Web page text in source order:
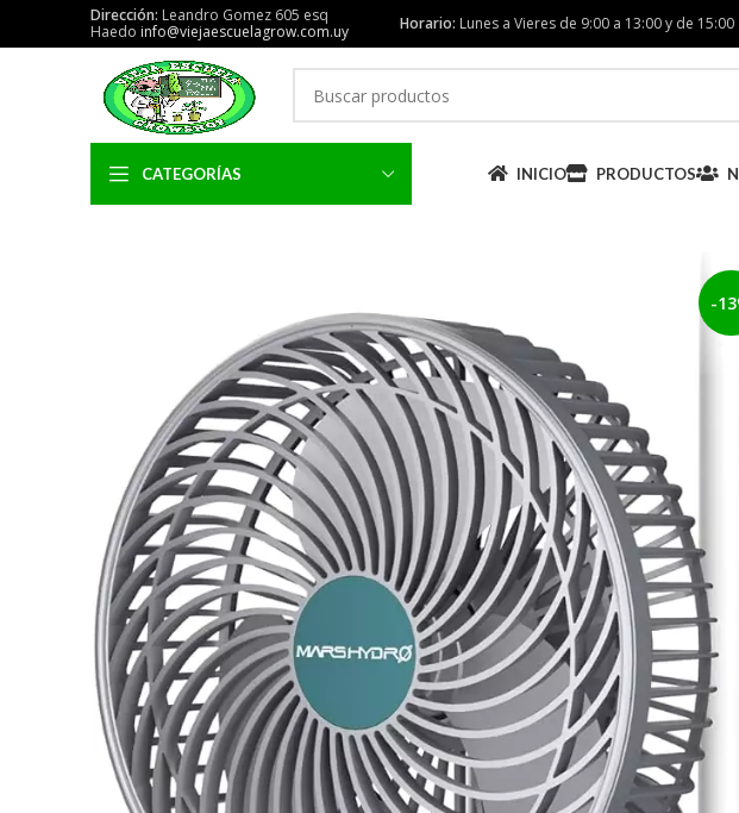
Dirección: Leandro Gomez 605 esq
Haedo info@viejaescuelagrow.com.uy Horario: Lunes a Vieres de 9:00 a 13:00 y de
CATEGORÍAS INICIO PRODUCTOS
-